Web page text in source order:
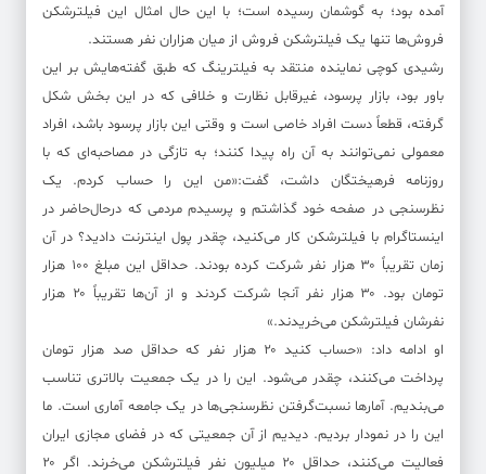
آمده بود؛ به گوشمان رسیده است؛ با این حال امثال این فیلترشکن
فروش‌ها تنها یک فیلترشکن فروش از میان هزاران نفر هستند.
رشیدی کوچی نماینده منتقد به فیلترینگ که طبق گفته‌هایش بر این
باور بود، بازار پرسود، غیرقابل نظارت و خلافی که در این بخش شکل
گرفته، قطعاً دست افراد خاصی است و وقتی این بازار پرسود باشد، افراد
معمولی نمی‌توانند به آن راه پیدا کنند؛ به تازگی در مصاحبه‌ای که با
روزنامه فرهیختگان داشت، گفت:«من این را حساب کردم. یک
نظرسنجی در صفحه خود گذاشتم و پرسیدم مردمی که درحال‌حاضر در
اینستاگرام با فیلترشکن کار می‌کنید، چقدر پول اینترنت دادید؟ در آن
زمان تقریباً ۳۰ هزار نفر شرکت کرده بودند. حداقل این مبلغ ۱۰۰ هزار
تومان بود. ۳۰ هزار نفر آنجا شرکت کردند و از آن‌ها تقریباً ۲۰ هزار
نفرشان فیلترشکن می‌خریدند.»
او ادامه داد: «حساب کنید ۲۰ هزار نفر که حداقل صد هزار تومان
پرداخت می‌کنند، چقدر می‌شود. این را در یک جمعیت بالاتری تناسب
می‌بندیم. آمارها نسبت‌گرفتن نظرسنجی‌ها در یک جامعه آماری است. ما
این را در نمودار بردیم. دیدیم از آن جمعیتی که در فضای مجازی ایران
فعالیت می‌کنند، حداقل ۲۰ میلیون نفر فیلترشکن می‌خرند. اگر ۲۰